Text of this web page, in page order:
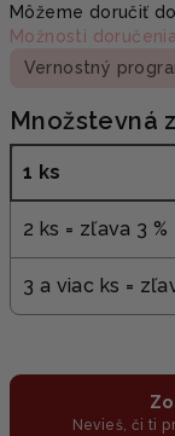
cena:
Môžeme doručiť
Možnosti doručenia
Vernostný
Množstevná
1 ks
2 ks = zľava 3 %
3 a viac ks =
Nevieš, či ti